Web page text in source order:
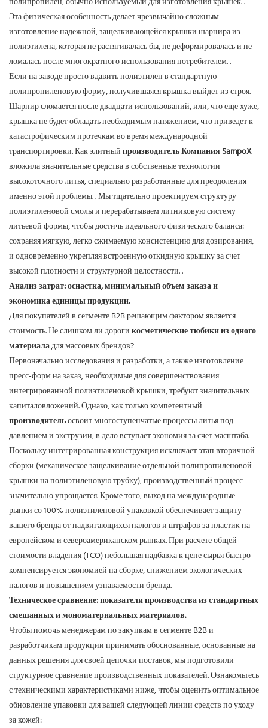
Эта физическая особенность делает чрезвычайно сложным
изготовление надежной, защелкивающейся крышки шарнира из
полиэтилена, которая не растягивалась бы, не деформировалась и не
ломалась после многократного использования потребителем..
Если на заводе просто вдавить полиэтилен в стандартную
полипропиленовую форму, получившаяся крышка выйдет из строя.
Шарнир сломается после двадцати использований, или, что еще хуже,
крышка не будет обладать необходимым натяжением, что приведет к
катастрофическим протечкам во время международной
транспортировки.Как элитныйпроизводительКомпания SampoX
вложила значительные средства в собственные технологии
высокоточного литья, специально разработанные для преодоления
именно этой проблемы..Мы тщательно проектируем структуру
полиэтиленовой смолы и перерабатываем литниковую систему
литьевой формы, чтобы достичь идеального физического баланса:
сохраняя мягкую, легко сжимаемую консистенцию для дозирования,
и одновременно укрепляя встроенную откидную крышку за счет
высокой плотности и структурной целостности..
Анализ затрат: оснастка, минимальный объем заказа и
экономика единицы продукции.
Для покупателей в сегменте B2B решающим фактором является
стоимость. Не слишком ли дорогикосметические тюбики из одного
материаладля массовых брендов?
Первоначально исследования и разработки, а также изготовление
пресс-форм на заказ, необходимые для совершенствования
интегрированной полиэтиленовой крышки, требуют значительных
капиталовложений. Однако, как только компетентный
производительосвоит многоступенчатые процессы литья под
давлением и экструзии, в дело вступает экономия за счет масштаба.
Поскольку интегрированная конструкция исключает этап вторичной
сборки (механическое защелкивание отдельной полипропиленовой
крышки на полиэтиленовую трубку), производственный процесс
значительно упрощается. Кроме того, выход на международные
рынки со 100% полиэтиленовой упаковкой обеспечивает защиту
вашего бренда от надвигающихся налогов и штрафов за пластик на
европейском и североамериканском рынках. При расчете общей
стоимости владения (TCO) небольшая надбавка к цене сырья быстро
компенсируется экономией на сборке, снижением экологических
налогов и повышением узнаваемости бренда.
Техническое сравнение: показатели производства из стандартных
смешанных и мономатериальных материалов.
Чтобы помочь менеджерам по закупкам в сегменте B2B и
разработчикам продукции принимать обоснованные, основанные на
данных решения для своей цепочки поставок, мы подготовили
структурное сравнение производственных показателей. Ознакомьтесь
с техническими характеристиками ниже, чтобы оценить оптимальное
обновление упаковки для вашей следующей линии средств по уходу
за кожей: